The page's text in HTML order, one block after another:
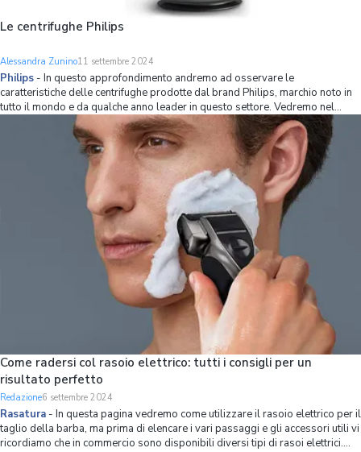
Le centrifughe Philips
Alessandra Zunino11 settembre 2024
Philips - In questo approfondimento andremo ad osservare le
caratteristiche delle centrifughe prodotte dal brand Philips, marchio noto in
tutto il mondo e da qualche anno leader in questo settore. Vedremo nel
dettaglio aspetti strutturali e tecnici, soffermandoci sulle innovazioni
tecnologiche apportate negli
Come radersi col rasoio elettrico: tutti i consigli per un
risultato perfetto
Redazione6 settembre 2024
Rasatura - In questa pagina vedremo come utilizzare il rasoio elettrico per il
taglio della barba, ma prima di elencare i vari passaggi e gli accessori utili vi
ricordiamo che in commercio sono disponibili diversi tipi di rasoi elettrici.